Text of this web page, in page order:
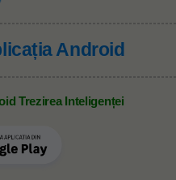
Android
Trezirea Inteligenței